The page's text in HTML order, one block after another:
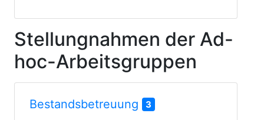
Stellungnahmen der Ad-
hoc-Arbeitsgruppen
Bestandsbetreuung 3